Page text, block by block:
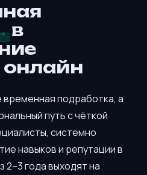
в
онлайн
подработка, а
путь с чёткой
системно
навыков и репутации в
2–3 года выходят на